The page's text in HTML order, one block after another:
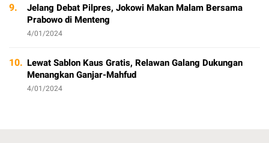
9.
Jelang Debat Pilpres, Jokowi Makan Malam Bersama
Prabowo di Menteng
4/01/2024
10. Lewat Sablon Kaus Gratis, Relawan Galang Dukungan
Menangkan Ganjar-Mahfud
4/01/2024